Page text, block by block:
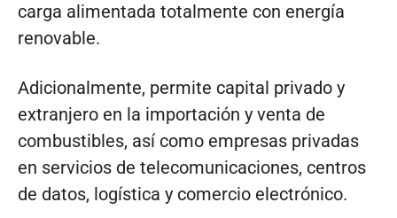
carga alimentada totalmente con energía
renovable.
Adicionalmente, permite capital privado y
extranjero en la importación y venta de
combustibles, así como empresas privadas
en servicios de telecomunicaciones, centros
de datos, logística y comercio electrónico.